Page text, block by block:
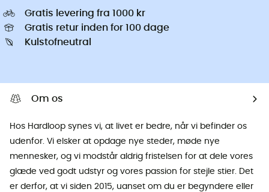
Gratis levering fra 1000 kr
Gratis retur inden for 100 dage
Kulstofneutral
Om os
Hos Hardloop synes vi, at livet er bedre, når vi befinder os
udenfor. Vi elsker at opdage nye steder, møde nye
mennesker, og vi modstår aldrig fristelsen for at dele vores
glæde ved godt udstyr og vores passion for stejle stier. Det
er derfor, at vi siden 2015, uanset om du er begyndere eller